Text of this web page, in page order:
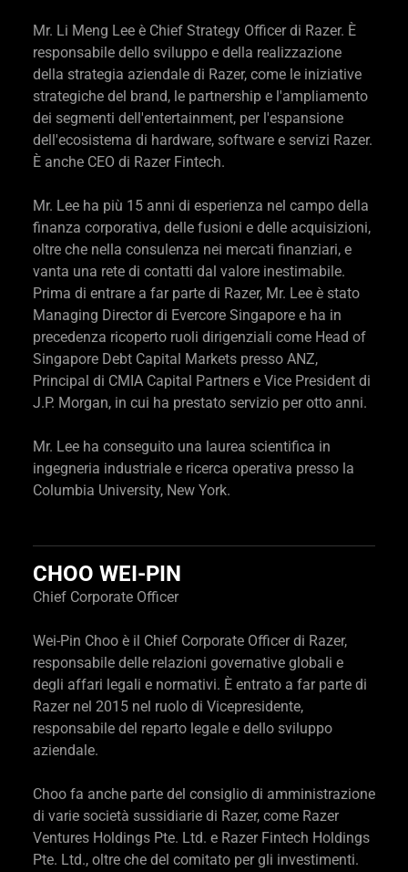
Mr. Li Meng Lee è Chief Strategy Officer di Razer. È
responsabile dello sviluppo e della realizzazione
della strategia aziendale di Razer, come le iniziative
strategiche del brand, le partnership e l'ampliamento
dei segmenti dell'entertainment, per l'espansione
dell'ecosistema di hardware, software e servizi Razer.
È anche CEO di Razer Fintech.
Mr. Lee ha più 15 anni di esperienza nel campo della
finanza corporativa, delle fusioni e delle acquisizioni,
oltre che nella consulenza nei mercati finanziari, e
vanta una rete di contatti dal valore inestimabile.
Prima di entrare a far parte di Razer, Mr. Lee è stato
Managing Director di Evercore Singapore e ha in
precedenza ricoperto ruoli dirigenziali come Head of
Singapore Debt Capital Markets presso ANZ,
Principal di CMIA Capital Partners e Vice President di
J.P. Morgan, in cui ha prestato servizio per otto anni.
Mr. Lee ha conseguito una laurea scientifica in
ingegneria industriale e ricerca operativa presso la
Columbia University, New York.
CHOO WEI-PIN
Chief Corporate Officer
Wei-Pin Choo è il Chief Corporate Officer di Razer,
responsabile delle relazioni governative globali e
degli affari legali e normativi. È entrato a far parte di
Razer nel 2015 nel ruolo di Vicepresidente,
responsabile del reparto legale e dello sviluppo
aziendale.
Choo fa anche parte del consiglio di amministrazione
di varie società sussidiarie di Razer, come Razer
Ventures Holdings Pte. Ltd. e Razer Fintech Holdings
Pte. Ltd., oltre che del comitato per gli investimenti.